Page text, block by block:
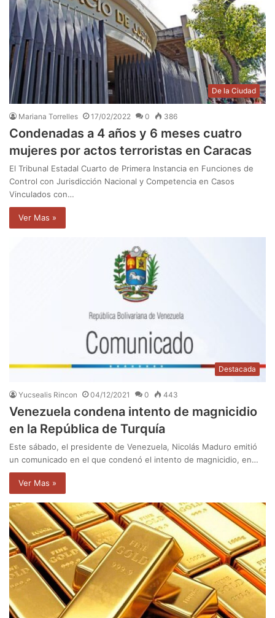
De la Ciudad
Mariana Torrelles 17/02/2022 0 386
Condenadas a 4 años y 6 meses cuatro
mujeres por actos terroristas en Caracas
El Tribunal Estadal Cuarto de Primera Instancia en Funciones de
Control con Jurisdicción Nacional y Competencia en Casos
Vinculados con…
Ver Mas »
Destacada
Yucsealis Rincon 04/12/2021 0 443
Venezuela condena intento de magnicidio
en la República de Turquía
Este sábado, el presidente de Venezuela, Nicolás Maduro emitió
un comunicado en el que condenó el intento de magnicidio, en…
Ver Mas »